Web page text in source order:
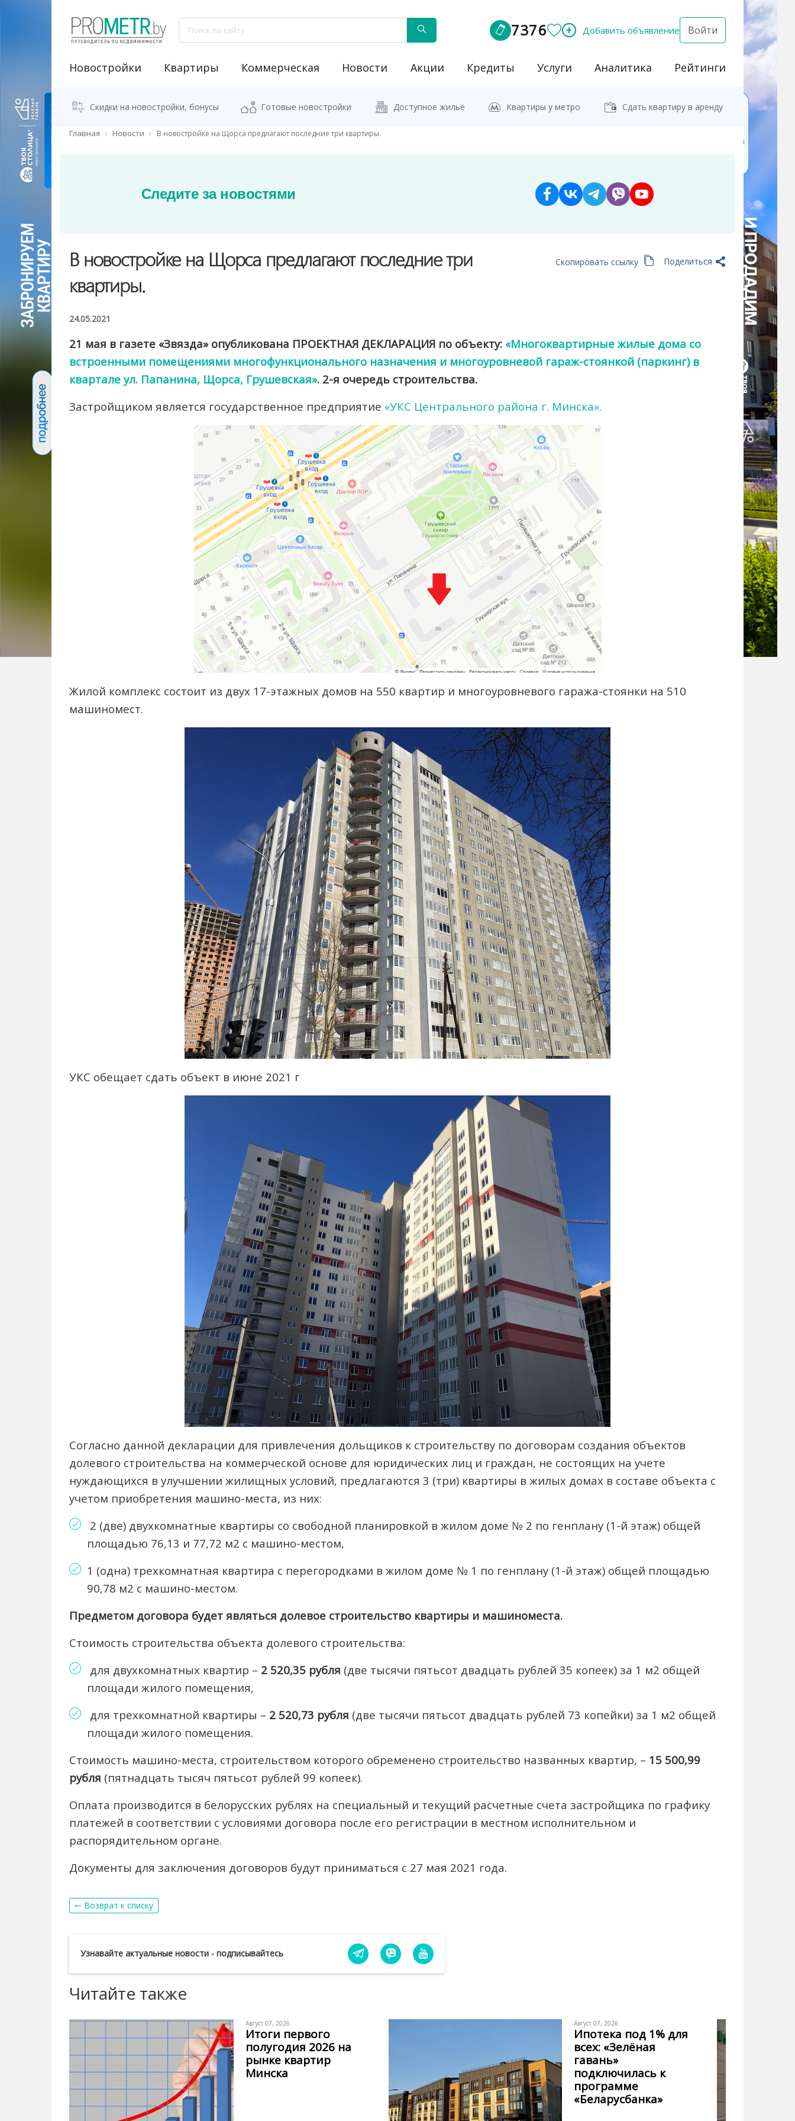
7376 Добавить объявление Войти
Новостройки Квартиры Коммерческая Новости Акции Кредиты Услуги Аналитика Рейтинги
Скидки на новостройки, бонусы Готовые новостройки Доступное жильё Квартиры у метро Сдать квартиру в аренду
Главная Новости В новостройке на Щорса предлагают последние три квартиры.
Следите за новостями
В новостройке на Щорса предлагают последние три
квартиры.
24.05.2021
Скопировать ссылку Поделиться
21 мая в газете «Звязда» опубликована ПРОЕКТНАЯ ДЕКЛАРАЦИЯ по объекту: «Многоквартирные жилые дома со
встроенными помещениями многофункционального назначения и многоуровневой гараж-стоянкой (паркинг) в
квартале ул. Папанина, Щорса, Грушевская». 2-я очередь строительства.
Застройщиком является государственное предприятие «УКС Центрального района г. Минска».
Жилой комплекс состоит из двух 17-этажных домов на 550 квартир и многоуровневого гаража-стоянки на 510
машиномест.
УКС обещает сдать объект в июне 2021 г
Согласно данной декларации для привлечения дольщиков к строительству по договорам создания объектов
долевого строительства на коммерческой основе для юридических лиц и граждан, не состоящих на учете
нуждающихся в улучшении жилищных условий, предлагаются 3 (три) квартиры в жилых домах в составе объекта с
учетом приобретения машино-места, из них:
2 (две) двухкомнатные квартиры со свободной планировкой в жилом доме № 2 по генплану (1-й этаж) общей
площадью 76,13 и 77,72 м2 с машино-местом,
1 (одна) трехкомнатная квартира с перегородками в жилом доме № 1 по генплану (1-й этаж) общей площадью
90,78 м2 с машино-местом.
Предметом договора будет являться долевое строительство квартиры и машиноместа.
Стоимость строительства объекта долевого строительства:
для двухкомнатных квартир – 2 520,35 рубля (две тысячи пятьсот двадцать рублей 35 копеек) за 1 м2 общей
площади жилого помещения,
для трехкомнатной квартиры – 2 520,73 рубля (две тысячи пятьсот двадцать рублей 73 копейки) за 1 м2 общей
площади жилого помещения.
Стоимость машино-места, строительством которого обременено строительство названных квартир, – 15 500,99
рубля (пятнадцать тысяч пятьсот рублей 99 копеек).
Оплата производится в белорусских рублях на специальный и текущий расчетные счета застройщика по графику
платежей в соответствии с условиями договора после его регистрации в местном исполнительном и
распорядительном органе.
Документы для заключения договоров будут приниматься с 27 мая 2021 года.
Возврат к списку
Узнавайте актуальные новости - подписывайтесь
Читайте также
Август 07, 2026
Итоги первого
полугодия 2026 на
рынке квартир
Минска
Август 07, 2026
Ипотека под 1% для
всех: «Зелёная
гавань»
подключилась к
программе
«Беларусбанка»